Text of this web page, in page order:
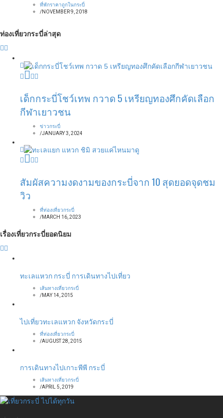
ที่พักราคาถูกในกระบี่
/NOVEMBER 9, 2018
ท่องเที่ยวกระบี่ล่าสุด
เด็กกระบี่โชว์เทพ กวาด 5 เหรียญทองศึกคัดเลือก
กีฬาเยาวชน
ข่าวกระบี่
/JANUARY 3, 2024
สัมผัสความงดงามของกระบี่จาก 10 สุดยอดจุดชม
วิว
ที่ท่องเที่ยวกระบี่
/MARCH 16, 2023
เรื่องเที่ยวกระบี่ยอดนิยม
ทะเลแหวก กระบี่ การเดินทางไปเที่ยว
เส้นทางเที่ยวกระบี่
/MAY 14, 2015
ไปเที่ยวทะเลแหวก จังหวัดกระบี่
ที่ท่องเที่ยวกระบี่
/AUGUST 28, 2015
การเดินทางไปเกาะพีพี กระบี่
เส้นทางเที่ยวกระบี่
/APRIL 5, 2019